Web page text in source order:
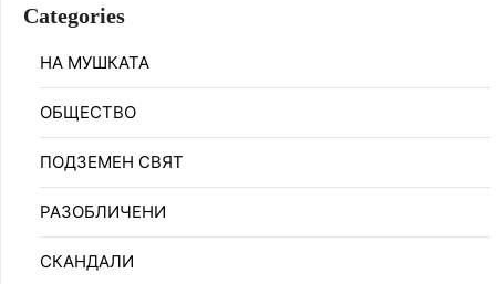
Categories
НА МУШКАТА
ОБЩЕСТВО
ПОДЗЕМЕН СВЯТ
РАЗОБЛИЧЕНИ
СКАНДАЛИ